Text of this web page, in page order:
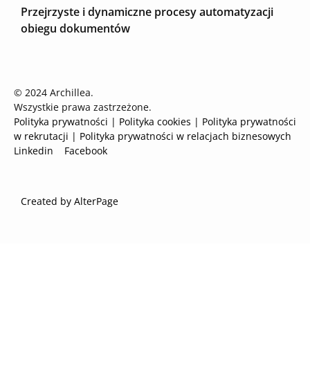
Przejrzyste i dynamiczne procesy automatyzacji
obiegu dokumentów
© 2024 Archillea.
Wszystkie prawa zastrzeżone.
Polityka prywatności | Polityka cookies | Polityka prywatności
w rekrutacji | Polityka prywatności w relacjach biznesowych
Linkedin
Facebook
Created by AlterPage